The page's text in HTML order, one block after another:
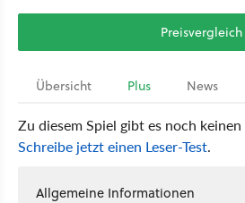
Preisvergleich
Übersicht Plus News
Zu diesem Spiel gibt es noch keinen
Schreibe jetzt einen Leser-Test.
Allgemeine Informationen